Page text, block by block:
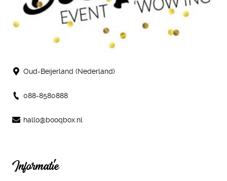
Oud-Beijerland (Nederland)
088-8580888
hallo@booqbox.nl
Informatie